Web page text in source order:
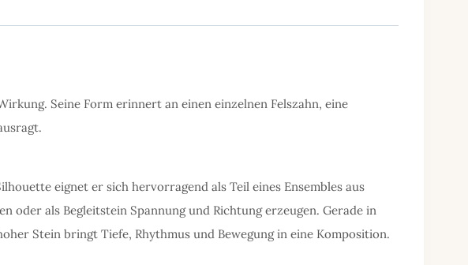
Seine Form erinnert an einen einzelnen Felszahn, eine
eignet er sich hervorragend als Teil eines Ensembles aus
oder als Begleitstein Spannung und Richtung erzeugen. Gerade in
Stein bringt Tiefe, Rhythmus und Bewegung in eine Komposition.